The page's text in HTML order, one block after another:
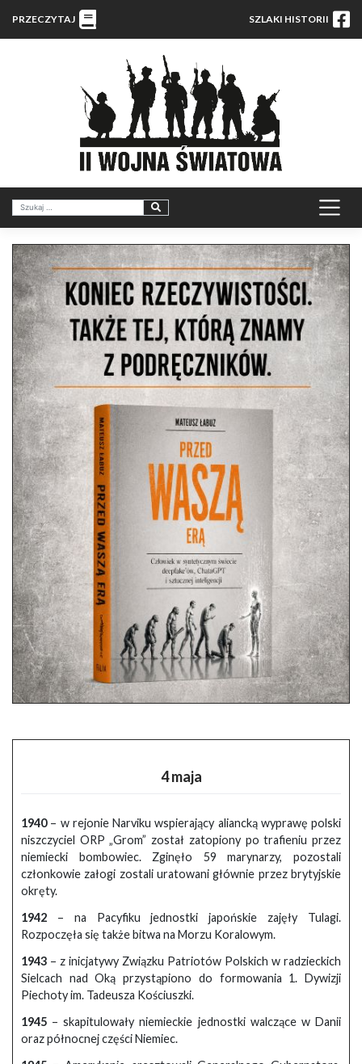
PRZECZYTAJ SZLAKI HISTORII
4 maja
1940– w rejonie Narviku wspierający aliancką wyprawę polski
niszczyciel ORP „Grom” został zatopiony po trafieniu przez
niemiecki bombowiec. Zginęło 59 marynarzy, pozostali
członkowie załogi zostali uratowani głównie przez brytyjskie
okręty.
1942 – na Pacyfiku jednostki japońskie zajęły Tulagi.
Rozpoczęła się także bitwa na Morzu Koralowym.
1943 – z inicjatywy Związku Patriotów Polskich w radzieckich
Sielcach nad Oką przystąpiono do formowania 1. Dywizji
Piechoty im. Tadeusza Kościuszki.
1945 – skapitulowały niemieckie jednostki walczące w Danii
oraz północnej części Niemiec.